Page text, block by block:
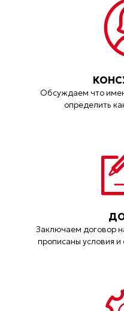
Обсуждаем что
определить
Заключаем договор
прописаны условия и